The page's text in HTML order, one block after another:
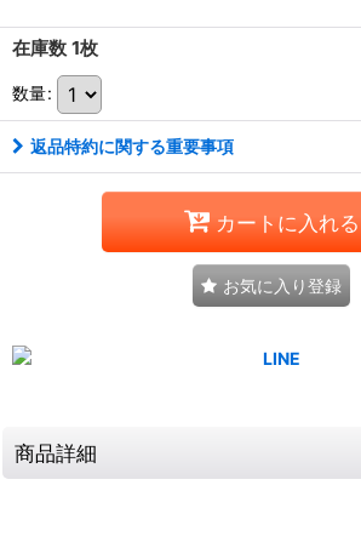
在庫数 1枚
数量:
返品特約に関する重要事項
カートに入れる
お気に入り登録
商品詳細